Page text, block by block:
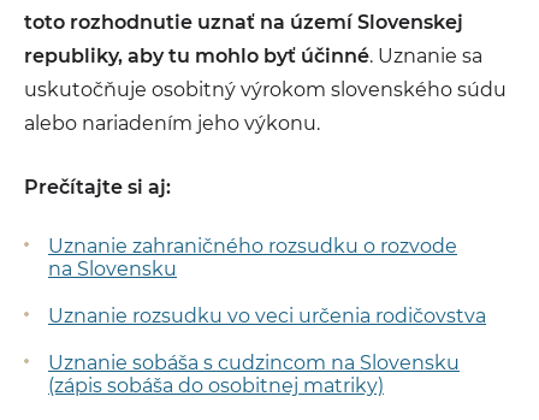
toto rozhodnutie uznať na území Slovenskej
republiky, aby tu mohlo byť účinné. Uznanie sa
uskutočňuje osobitný výrokom slovenského súdu
alebo nariadením jeho výkonu.
Prečítajte si aj:
Uznanie zahraničného rozsudku o rozvode
na Slovensku
Uznanie rozsudku vo veci určenia rodičovstva
Uznanie sobáša s cudzincom na Slovensku
(zápis sobáša do osobitnej matriky)